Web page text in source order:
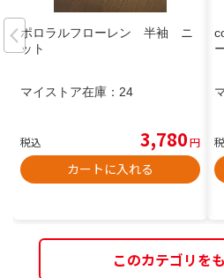
ポロラルフローレン 半袖 ニ
ット
マイストア在庫： 24
税込 3,780円
カートに入れる
このカテゴリを